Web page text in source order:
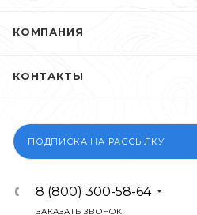
КОМПАНИЯ
КОНТАКТЫ
ПОДПИСКА НА РАССЫЛКУ
8 (800) 300-58-64
ЗАКАЗАТЬ ЗВОНОК